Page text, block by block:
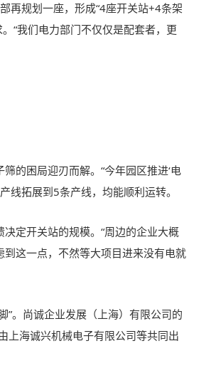
再规划一座，形成“4座开关站+4条架
“我们电力部门不仅仅是配套者，更
的困局迎刃而解。“今年园区推进‘电
线拓展到5条产线，均能顺利运转。
定开关站的规模。“周边的企业大概
这一点，不然等大项目进来没有电就
”。尚诚企业发展（上海）有限公司的
上海诚兴机械电子有限公司等共同出